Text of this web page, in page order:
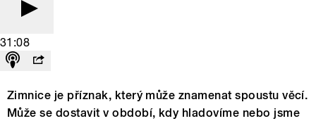
31:08
Zimnice je příznak, který může znamenat spoustu věcí.
Může se dostavit v období, kdy hladovíme nebo jsme